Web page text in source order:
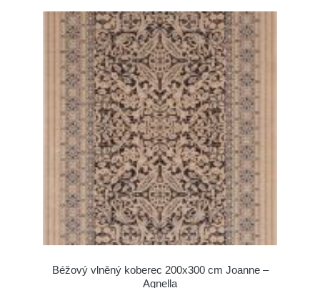
Béžový vlněný koberec 200x300 cm Joanne –
Agnella